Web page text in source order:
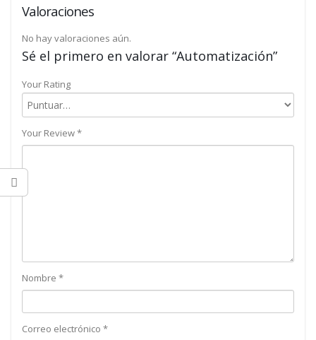
Valoraciones
No hay valoraciones aún.
Sé el primero en valorar “Automatización”
Your Rating
Your Review*
Nombre *
Correo electrónico *